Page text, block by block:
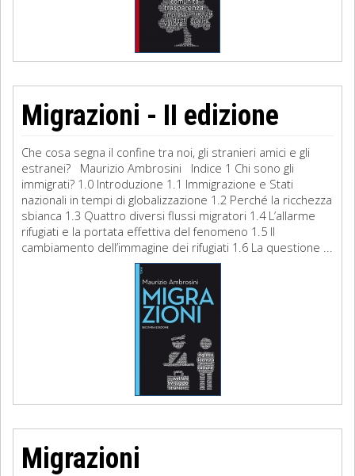
Migrazioni - II edizione
Che cosa segna il confine tra noi, gli stranieri amici e gli
estranei? Maurizio Ambrosini Indice 1 Chi sono gli
immigrati? 1.0 Introduzione 1.1 Immigrazione e Stati
nazionali in tempi di globalizzazione 1.2 Perché la ricchezza
sbianca 1.3 Quattro diversi flussi migratori 1.4 L’allarme
rifugiati e la portata effettiva del fenomeno 1.5 Il
cambiamento dell’immagine dei rifugiati 1.6 La questione ...
Migrazioni